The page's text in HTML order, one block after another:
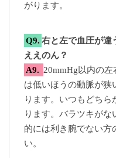
がります。
Q9. 右と左で血圧が違
ええのん？
A9. 20mmHg以内の
は低いほうの動脈が狭
ります。いつもどちら
ります。バラツキがな
的には利き腕でない方
い。